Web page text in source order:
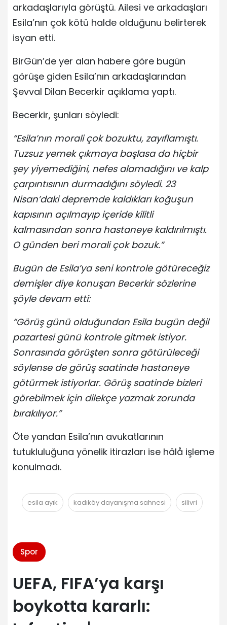
arkadaşlarıyla görüştü. Ailesi ve arkadaşları
Esila’nın çok kötü halde olduğunu belirterek
isyan etti.
BirGün’de yer alan habere göre bugün
görüşe giden Esila’nın arkadaşlarından
Şevval Dilan Becerkir açıklama yaptı.
Becerkir, şunları söyledi:
“Esila’nın morali çok bozuktu, zayıflamıştı.
Tuzsuz yemek çıkmaya başlasa da hiçbir
şey yiyemediğini, nefes alamadığını ve kalp
çarpıntısının durmadığını söyledi. 23
Nisan’daki depremde kaldıkları koğuşun
kapısının açılmayıp içeride kilitli
kalmasından sonra hastaneye kaldırılmıştı.
O günden beri morali çok bozuk.”
Bugün de Esila’ya seni kontrole götüreceğiz
demişler diye konuşan Becerkir sözlerine
şöyle devam etti:
“Görüş günü olduğundan Esila bugün değil
pazartesi günü kontrole gitmek istiyor.
Sonrasında görüşten sonra götürüleceği
söylense de görüş saatinde hastaneye
götürmek istiyorlar. Görüş saatinde bizleri
görebilmek için dilekçe yazmak zorunda
bırakılıyor.”
Öte yandan Esila’nın avukatlarının
tutukluluğuna yönelik itirazları ise hâlå işleme
konulmadı.
esila ayık kadıköy dayanışma sahnesi silivri
Spor
UEFA, FIFA’ya karşı
boykotta kararlı: